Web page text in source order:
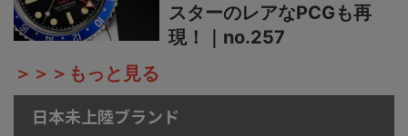
スターのレアなPCGも再
現！｜no.257
＞＞＞もっと見る
日本未上陸ブランド